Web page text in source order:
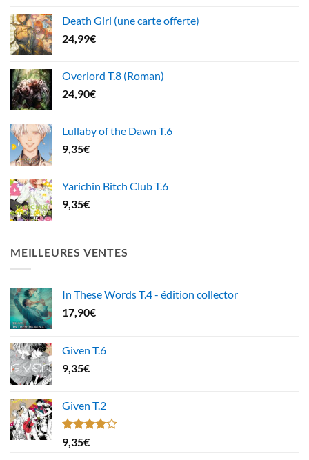
Death Girl (une carte offerte)
24,99€
Overlord T.8 (Roman)
24,90€
Lullaby of the Dawn T.6
9,35€
Yarichin Bitch Club T.6
9,35€
MEILLEURES VENTES
In These Words T.4 - édition collector
17,90€
Given T.6
9,35€
Given T.2
Note
4.00
9,35€